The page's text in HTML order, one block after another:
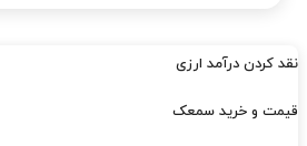
نقد کردن درآمد ارزی
قیمت و خرید سمعک